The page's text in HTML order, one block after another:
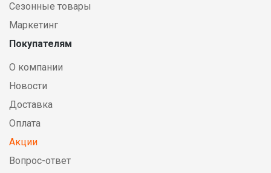
Сезонные товары
Маркетинг
Покупателям
О компании
Новости
Доставка
Оплата
Акции
Вопрос-ответ